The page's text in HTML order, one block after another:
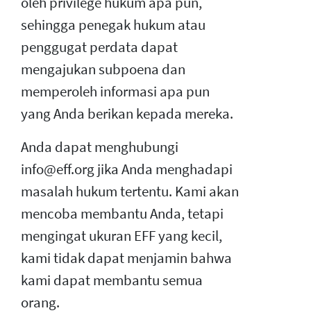
sehingga penegak hukum atau
penggugat perdata dapat
mengajukan subpoena dan
memperoleh informasi apa pun
yang Anda berikan kepada mereka.
Anda dapat menghubungi
info@eff.org jika Anda menghadapi
masalah hukum tertentu. Kami akan
mencoba membantu Anda, tetapi
mengingat ukuran EFF yang kecil,
kami tidak dapat menjamin bahwa
kami dapat membantu semua
orang.